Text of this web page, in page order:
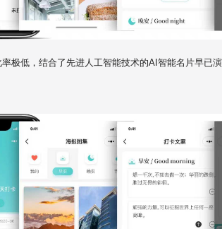
低，结合了先进人工智能技术的AI智能名片早已